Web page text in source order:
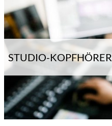
STUDIO-KOPFHÖRER